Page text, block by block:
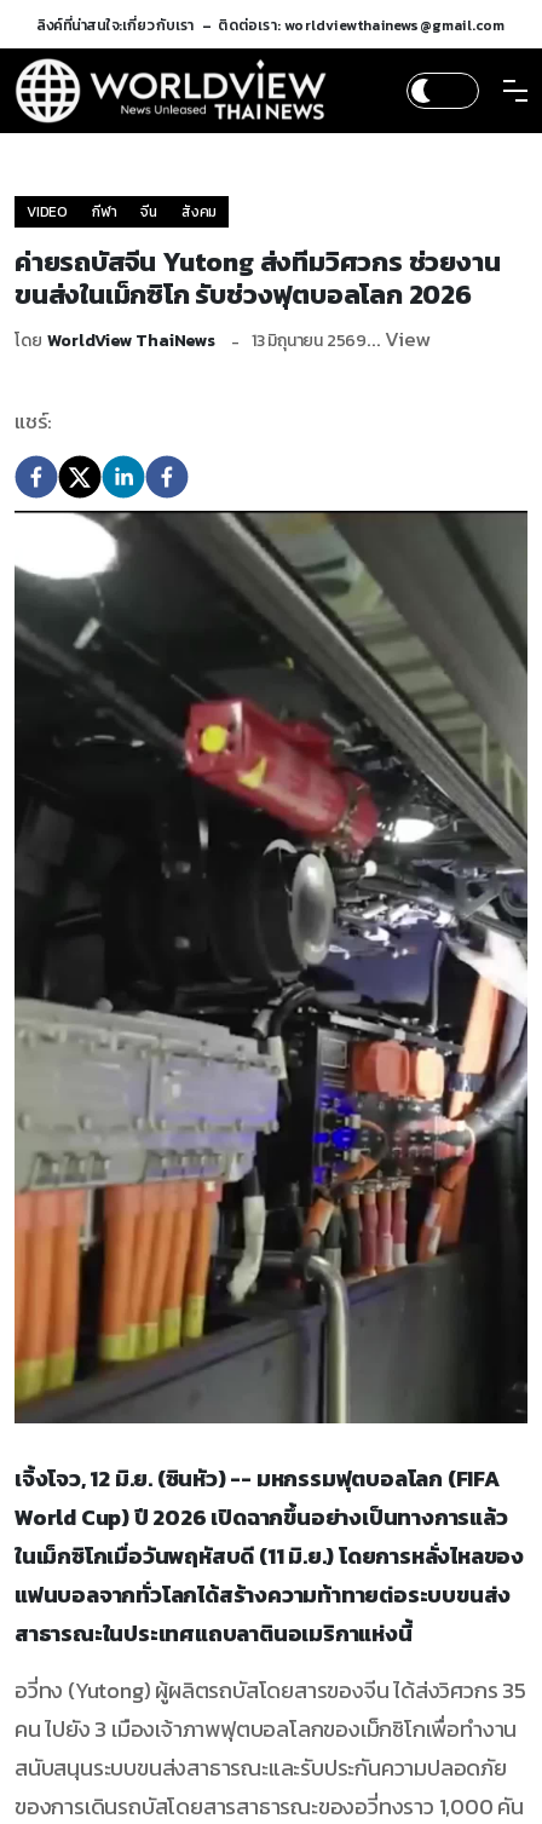
ลิงค์ที่น่าสนใจ:เกี่ยวกับเรา ติดต่อเรา: worldviewthainews@gmail.com
VIDEO กีฬา จีน สังคม
ค่ายรถบัสจีน Yutong ส่งทีมวิศวกร ช่วยงาน
ขนส่งในเม็กซิโก รับช่วงฟุตบอลโลก 2026
โดย WorldView ThaiNews 13 มิถุนายน 2569... View
แชร์:
เจิ้งโจว, 12 มิ.ย. (ซินหัว) -- มหกรรมฟุตบอลโลก (FIFA
World Cup) ปี 2026 เปิดฉากขึ้นอย่างเป็นทางการแล้ว
ในเม็กซิโกเมื่อวันพฤหัสบดี (11 มิ.ย.) โดยการหลั่งไหลของ
แฟนบอลจากทั่วโลกได้สร้างความท้าทายต่อระบบขนส่ง
สาธารณะในประเทศแถบลาตินอเมริกาแห่งนี้
อวี่ทง (Yutong) ผู้ผลิตรถบัสโดยสารของจีน ได้ส่งวิศวกร 35
คน ไปยัง 3 เมืองเจ้าภาพฟุตบอลโลกของเม็กซิโกเพื่อทำงาน
สนับสนุนระบบขนส่งสาธารณะและรับประกันความปลอดภัย
ของการเดินรถบัสโดยสารสาธารณะของอวี่ทงราว 1,000 คัน